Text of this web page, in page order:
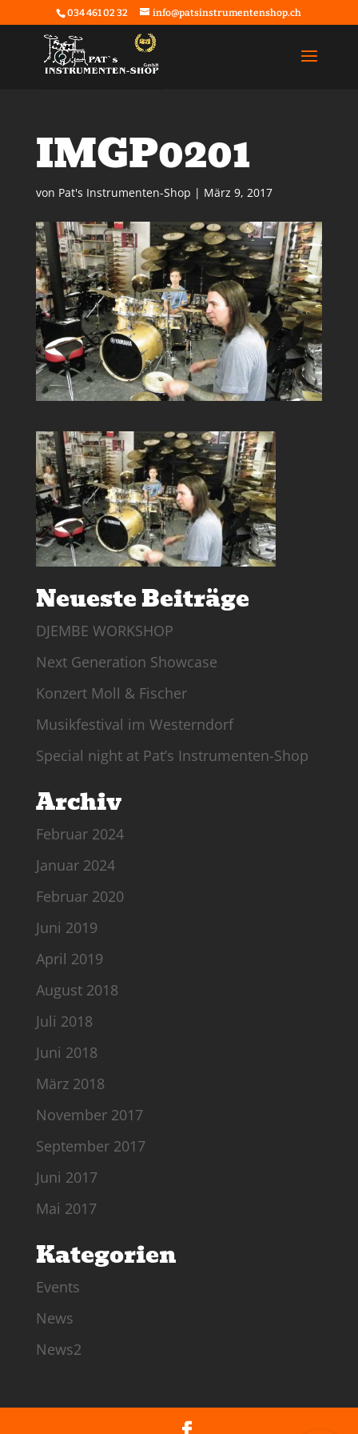
034 461 02 32 info@patsinstrumentenshop.ch
IMGP0201
von Pat's Instrumenten-Shop | März 9, 2017
Neueste Beiträge
DJEMBE WORKSHOP
Next Generation Showcase
Konzert Moll & Fischer
Musikfestival im Westerndorf
Special night at Pat’s Instrumenten-Shop
Archiv
Februar 2024
Januar 2024
Februar 2020
Juni 2019
April 2019
August 2018
Juli 2018
Juni 2018
März 2018
November 2017
September 2017
Juni 2017
Mai 2017
Kategorien
Events
News
News2